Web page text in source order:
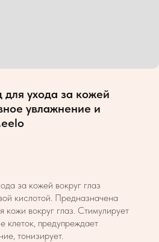
ухода за кожей
увлажнение и
за кожей вокруг глаз
кислотой. Предназначена
кожи вокруг глаз. Стимулирует
клеток, предупреждает
тонизирует.